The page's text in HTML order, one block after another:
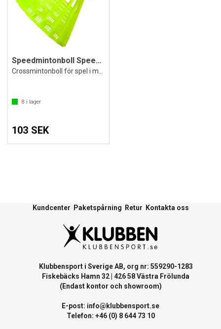
Speedmintonboll Speeder night
8 i lager
103 SEK
Kundcenter Paketspårning Retur Kontakta oss
Klubbensport i Sverige AB, org nr: 559290-1283
Fiskebäcks Hamn 32 | 426 58 Västra Frölunda
(Endast kontor och showroom)
E-post: info@klubbensport.se
Telefon: +46 (0) 8 644 73 10